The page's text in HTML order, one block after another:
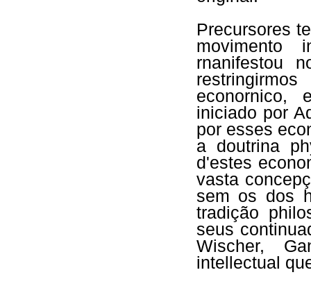
Precursores
movimento
rnanifestou
econornico,
iniciado por
por esses
a doutrina
d'estes
vasta
sem os dos
tradição
seus
Wischer,
intellectual